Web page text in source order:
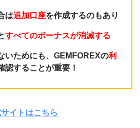
は追加口座を作成するのもあり
すべてのボーナスが消滅する
いためにも、GEMFOREXの利
認することが重要！
イトはこちら